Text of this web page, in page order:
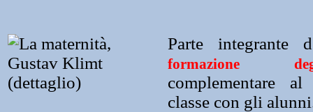
Parte integrante
formazione
complementare
classe con gli